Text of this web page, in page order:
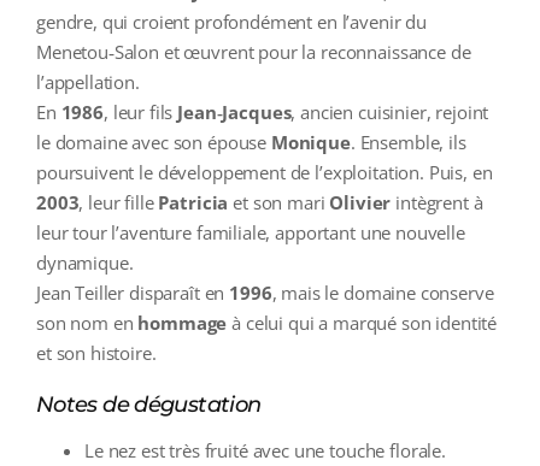
gendre, qui croient profondément en l’avenir du
Menetou‑Salon et œuvrent pour la reconnaissance de
l’appellation.
En 1986, leur fils Jean‑Jacques, ancien cuisinier, rejoint
le domaine avec son épouse Monique. Ensemble, ils
poursuivent le développement de l’exploitation. Puis, en
2003, leur fille Patricia et son mari Olivier intègrent à
leur tour l’aventure familiale, apportant une nouvelle
dynamique.
Jean Teiller disparaît en 1996, mais le domaine conserve
son nom en hommage à celui qui a marqué son identité
et son histoire.
Notes de dégustation
Le nez est très fruité avec une touche florale.